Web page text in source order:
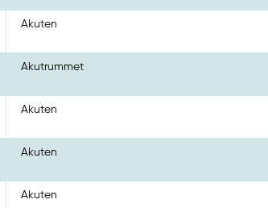
Akuten
Akutrummet
Akuten
Akuten
Akuten